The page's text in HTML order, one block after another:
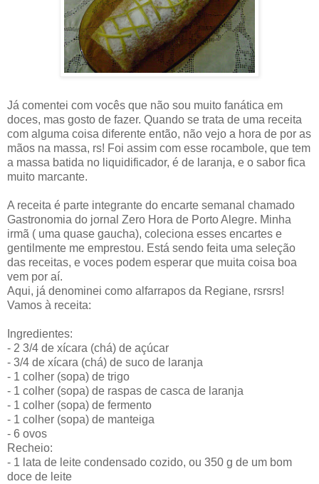
Já comentei com vocês que não sou muito fanática em
doces, mas gosto de fazer. Quando se trata de uma receita
com alguma coisa diferente então, não vejo a hora de por as
mãos na massa, rs! Foi assim com esse rocambole, que tem
a massa batida no liquidificador, é de laranja, e o sabor fica
muito marcante.
A receita é parte integrante do encarte semanal chamado
Gastronomia do jornal Zero Hora de Porto Alegre. Minha
irmã ( uma quase gaucha), coleciona esses encartes e
gentilmente me emprestou. Está sendo feita uma seleção
das receitas, e voces podem esperar que muita coisa boa
vem por aí.
Aqui, já denominei como alfarrapos da Regiane, rsrsrs!
Vamos à receita:
Ingredientes:
- 2 3/4 de xícara (chá) de açúcar
- 3/4 de xícara (chá) de suco de laranja
- 1 colher (sopa) de trigo
- 1 colher (sopa) de raspas de casca de laranja
- 1 colher (sopa) de fermento
- 1 colher (sopa) de manteiga
- 6 ovos
Recheio:
- 1 lata de leite condensado cozido, ou 350 g de um bom
doce de leite